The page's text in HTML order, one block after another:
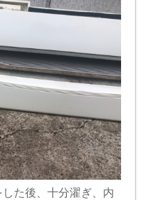
た後、十分濯ぎ、内